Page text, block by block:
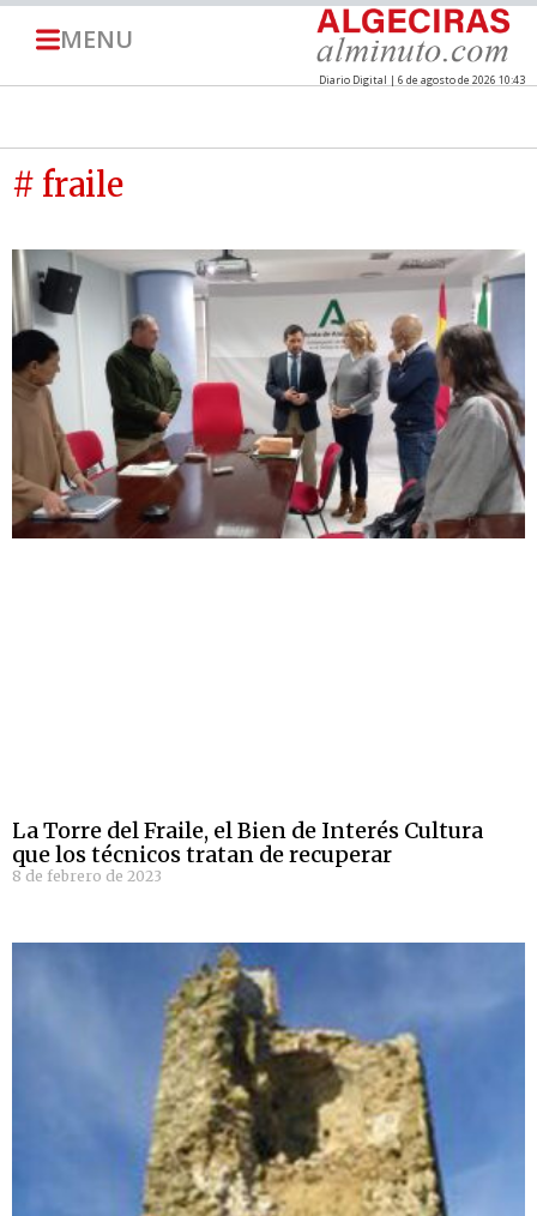
MENU
Diario Digital | 6 de agosto de 2026 10:43
# fraile
La Torre del Fraile, el Bien de Interés Cultura
que los técnicos tratan de recuperar
8 de febrero de 2023